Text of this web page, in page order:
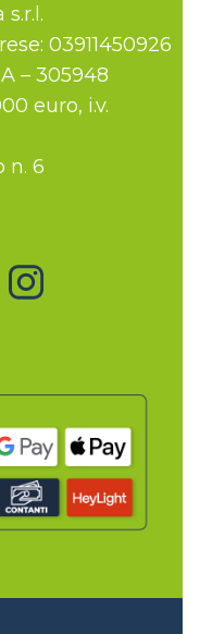
03911450926
– 305948
euro, i.v.
n. 6